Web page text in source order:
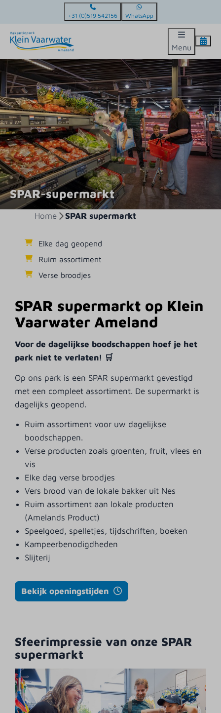
+31 (0)519 542156 WhatsApp
Menu
SPAR-supermarkt
Home SPAR supermarkt
Elke dag geopend
Ruim assortiment
Verse broodjes
SPAR supermarkt op Klein
Vaarwater Ameland
Voor de dagelijkse boodschappen hoef je het
park niet te verlaten! 🛒
Op ons park is een SPAR supermarkt gevestigd
met een compleet assortiment. De supermarkt is
dagelijks geopend.
Ruim assortiment voor uw dagelijkse
boodschappen.
Verse producten zoals groenten, fruit, vlees en
vis
Elke dag verse broodjes
Vers brood van de lokale bakker uit Nes
Ruim assortiment aan lokale producten
(Amelands Product)
Speelgoed, spelletjes, tijdschriften, boeken
Kampeerbenodigdheden
Slijterij
Bekijk openingstijden
Sfeerimpressie van onze SPAR
supermarkt